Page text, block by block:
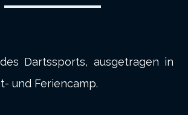
Dartssports, ausgetragen in
und Feriencamp.